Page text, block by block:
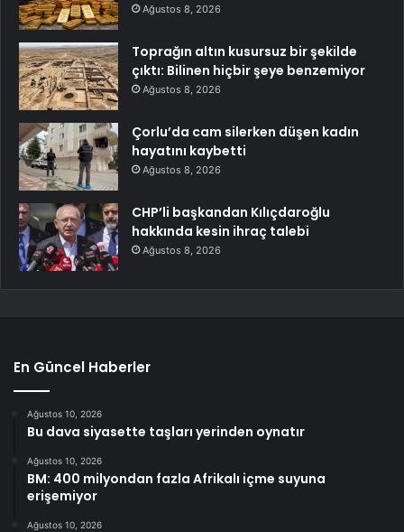
Ağustos 8, 2026
Toprağın altın kusursuz bir şekilde
çıktı: Bilinen hiçbir şeye benzemiyor
Ağustos 8, 2026
Çorlu’da cam silerken düşen kadın
hayatını kaybetti
Ağustos 8, 2026
CHP’li başkandan Kılıçdaroğlu
hakkında kesin ihraç talebi
Ağustos 8, 2026
En Güncel Haberler
Ağustos 10, 2026
Bu dava siyasette taşları yerinden oynatır
Ağustos 10, 2026
BM: 400 milyondan fazla Afrikalı içme suyuna
erişemiyor
Ağustos 10, 2026